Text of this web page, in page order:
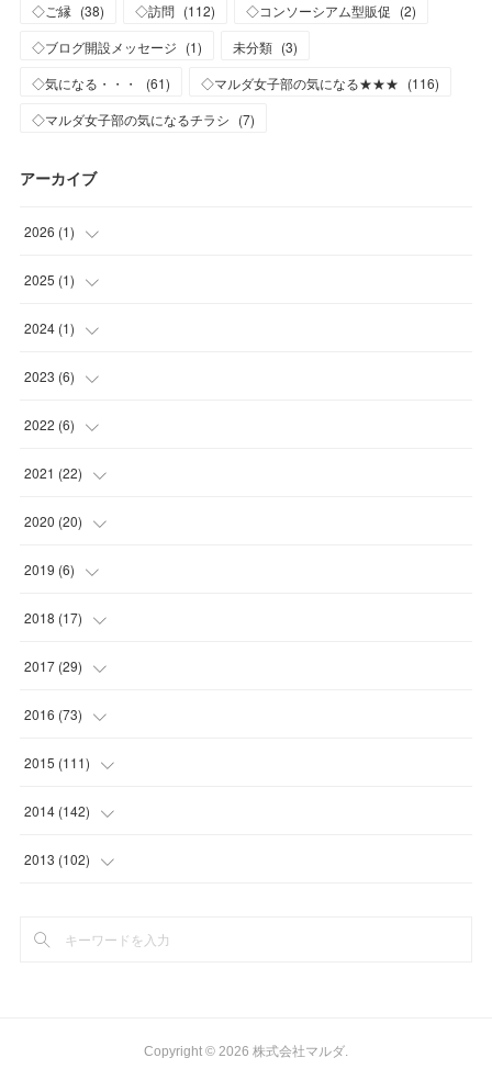
◇ご縁 (38) ◇訪問 (112) ◇コンソーシアム型販促 (2)
◇ブログ開設メッセージ (1) 未分類 (3)
◇気になる・・・
(61) ◇マルダ女子部の気になる★★★ (116)
◇マルダ女子部の気になるチラシ (7)
アーカイブ
2026 (1)
( )
2025 (1)
( )
2024 (1)
( )
2023 (6)
( )
(2
(3
2022 (6)
(2
(1
(
(1
2021 (22)
(1
( )
(2
(4
2020 (20)
( )
(2
(2
(4
2019 (6)
(1
(1
(2
(1)
2018 (17)
(4
(2
(4)
(5)
2017 (29)
(1
(1)
(1)
(2)
(3)
2016 (73)
(1)
(3)
(6)
(5)
2015 (111)
(9)
(8)
(7
2014 (142)
(8)
(
2013 (102)
(
Copyright © 2026 株式会社マルダ.